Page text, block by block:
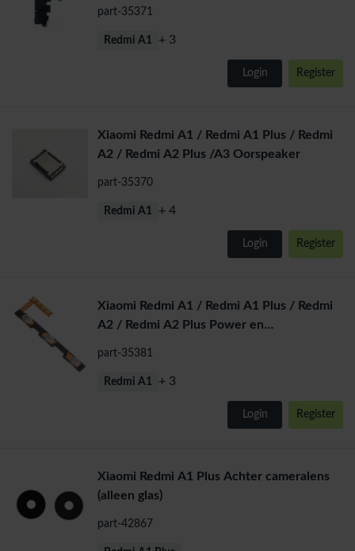
part-35371
Redmi A1 + 3
Login Register
Xiaomi Redmi A1 / Redmi A1 Plus / Redmi
A2 / Redmi A2 Plus /A3 Oorspeaker
part-35370
Redmi A1 + 4
Login Register
Xiaomi Redmi A1 / Redmi A1 Plus / Redmi
A2 / Redmi A2 Plus Power en
part-35381
Redmi A1 + 3
Login Register
Xiaomi Redmi A1 Plus Achter cameralens
(alleen glas)
part-42867